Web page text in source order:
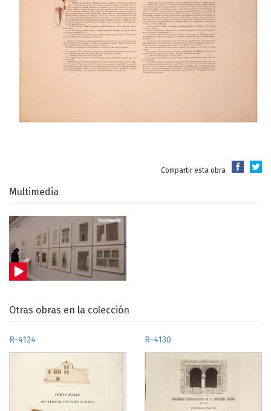
Compartir esta obra
Multimedia
Otras obras en la colección
R-4124 R-4130